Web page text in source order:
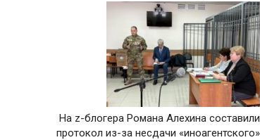
На z-блогера Романа Алехина составили
протокол из-за несдачи «иноагентского»